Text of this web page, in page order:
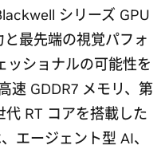
シリーズ GPU
最先端の視覚パフォ
ッショナルの可能性を
速 GDDR7 メモリ、第
RT コアを搭載した
エージェント型 AI、